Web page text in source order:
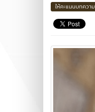
ให้คะแนนบทความ